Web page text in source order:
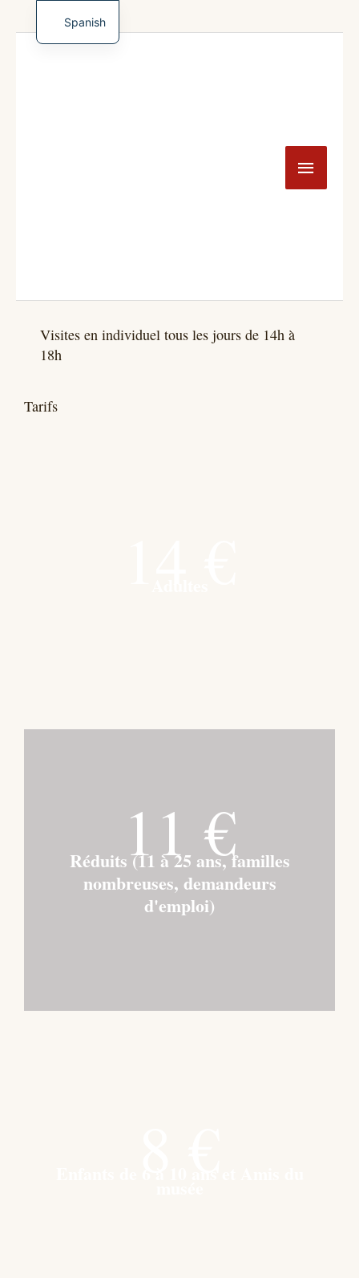
Saltar
contenido
Visites en individuel tous les jours de 14h à
18h
Tarifs
11 €
Réduits (11 à 25 ans, familles
nombreuses, demandeurs
d'emploi)
Spanish
French